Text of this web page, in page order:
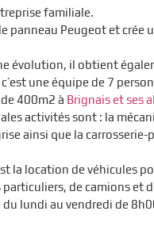
familiale.
panneau Peugeot et crée
évolution, il obtient
une équipe de 7
400m2 à Brignais et ses
activités sont : la
ainsi que la
la location de véhicules
de camions et
lundi au vendredi de